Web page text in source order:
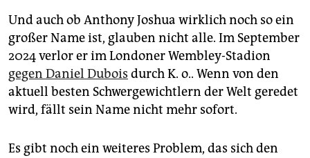
Und auch ob Anthony Joshua wirklich noch so ein
großer Name ist, glauben nicht alle. Im September
2024 verlor er im Londoner Wembley-Stadion
gegen Daniel Dubois durch K. o.. Wenn von den
aktuell besten Schwergewichtlern der Welt geredet
wird, fällt sein Name nicht mehr sofort.
Es gibt noch ein weiteres Problem, das sich den